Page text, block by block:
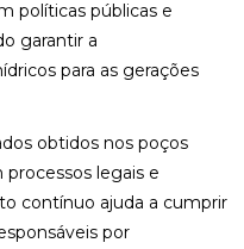
políticas públicas e
garantir a
para as gerações
obtidos nos poços
legais e
contínuo ajuda a cumprir
por